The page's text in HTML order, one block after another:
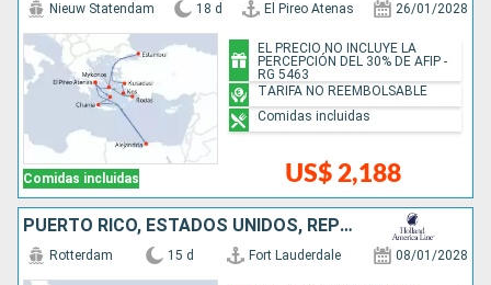
Comidas incluidas
Nieuw Statendam 18 d El Pireo Atenas 26/01/2028
US$ 2,188
EL PRECIO NO INCLUYE LA
PERCEPCIÓN DEL 30% DE AFIP -
RG 5463
TARIFA NO REEMBOLSABLE
Comidas incluidas
PUERTO RICO, ESTADOS UNIDOS, REPÚBLICA DOMINICANA, BAHAMAS
Rotterdam 15 d Fort Lauderdale 08/01/2028